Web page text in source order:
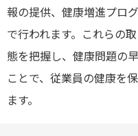
報の提供、健康増進プロ
で行われます。これらの
態を把握し、健康問題の
ことで、従業員の健康を
ます。